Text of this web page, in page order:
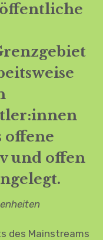
offene
und offen
des Mainstreams